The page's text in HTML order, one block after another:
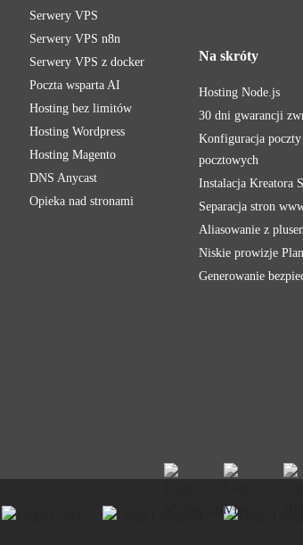
Serwery VPS
Serwery VPS n8n
Serwery VPS z docker
Poczta wsparta AI
Hosting bez limitów
Hosting Wordpress
Hosting Magento
DNS Anycast
Opieka nad stronami
Na skróty
Hosting Node.js
30 dni gwarancji
Konfiguracja
pocztowych
Instalacja Kreatora
Separacja stron
Aliasowanie z
Niskie prowizje
Generowanie